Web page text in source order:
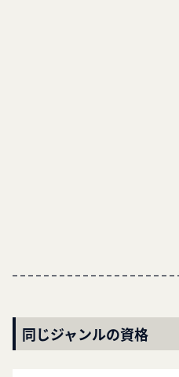
同じジャンルの資格